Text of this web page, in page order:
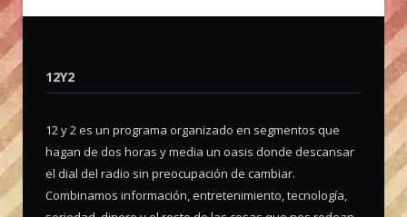
12Y2
12 y 2 es un programa organizado en segmentos que
hagan de dos horas y media un oasis donde descansar
el dial del radio sin preocupación de cambiar.
Combinamos información, entretenimiento, tecnología,